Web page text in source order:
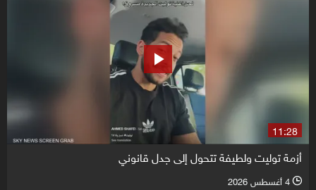
11:28
أزمة توليت ولطيفة تتحول إلى جدل قانوني
l 4 أغسطس 2026